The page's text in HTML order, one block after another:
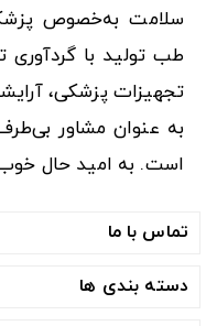
سلامت به‌خصوص
طب تولید با
تجهیزات پزشکی،
به عنوان مشاور
است. به امید حال خوب
تماس با ما
دسته بندی ها